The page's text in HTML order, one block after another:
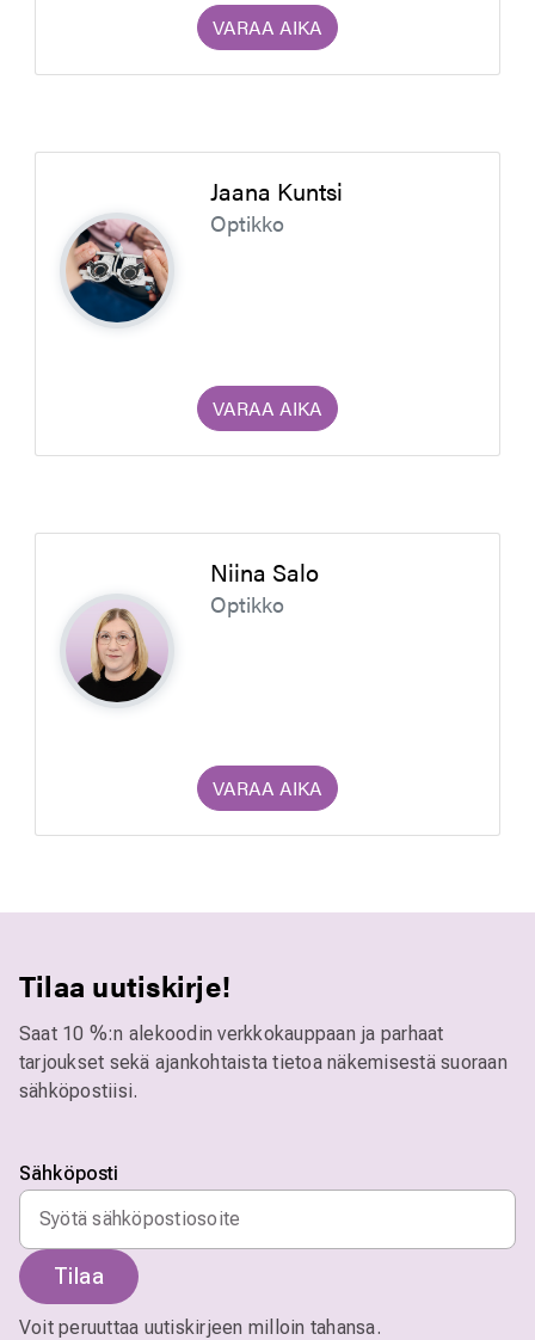
VARAA AIKA
Jaana Kuntsi
Optikko
VARAA AIKA
Niina Salo
Optikko
VARAA AIKA
Tilaa uutiskirje!
Saat 10 %:n alekoodin verkkokauppaan ja parhaat
tarjoukset sekä ajankohtaista tietoa näkemisestä suoraan
sähköpostiisi.
Sähköposti
Tilaa
Voit peruuttaa uutiskirjeen milloin tahansa.